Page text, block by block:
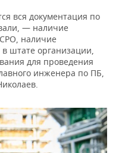
вся документация по
— наличие
наличие
штате организации,
для проведения
инженера по ПБ,